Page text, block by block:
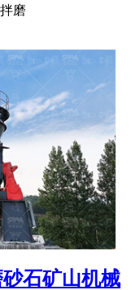
磨
石矿山机械